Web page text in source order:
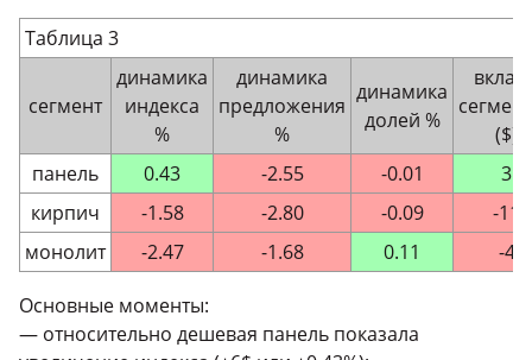
Таблица 3
сегмент
динамика
индекса
%
динамика
предложения
%
динамика
долей %
($)
панель
0.43 -2.55 -0.01
3
кирпич
-1.58 -2.80 -0.09
-11
монолит
-2.47 -1.68 0.11 -4
Основные моменты:
— относительно дешевая панель показала